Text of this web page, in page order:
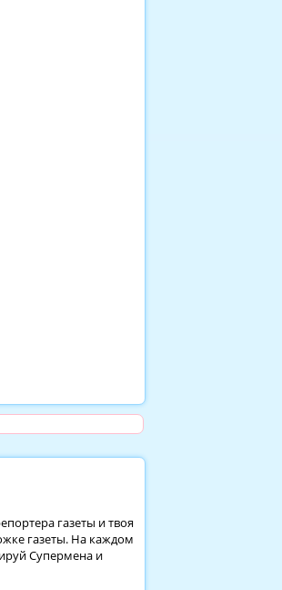
газеты и твоя
газеты. На каждом
Супермена и